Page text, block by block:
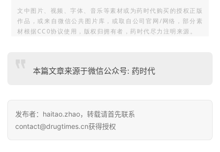
文中图片、视频、字体、音乐等素材或为药时代购买的授权正版
作品，或来自微信公共图片库，或取自公司官网/网络，部分素
材根据CC0协议使用，版权归拥有者，药时代尽力注明来源。
衷心感谢!
联系方式:
本篇文章来源于微信公众号: 药时代
发布者：haitao.zhao，转载请首先联系
contact@drugtimes.cn获得授权